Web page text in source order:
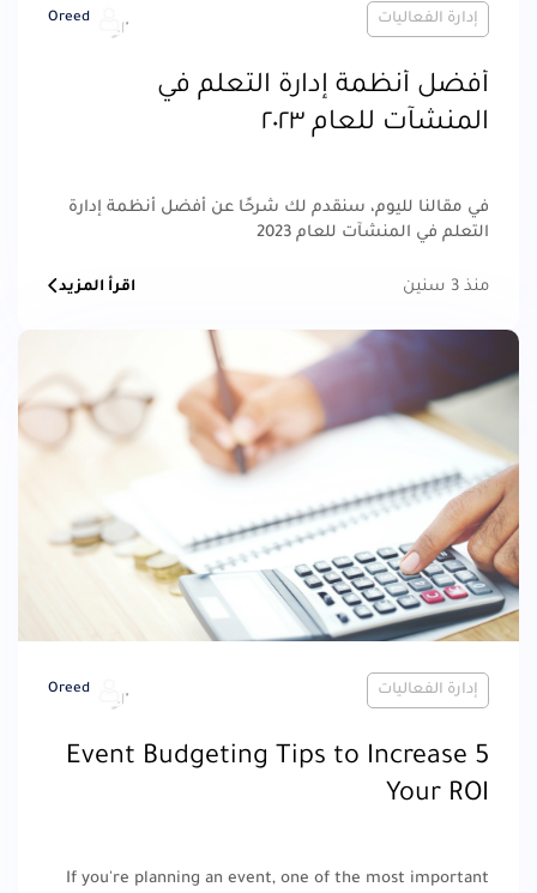
إدارة الفعاليات Oreed
أفضل أنظمة إدارة التعلم في
المنشآت للعام ٢٠٢٣
في مقالنا لليوم، سنقدم لك شرحًا عن أفضل أنظمة إدارة
التعلم في المنشآت للعام 2023
منذ 3 سنين اقرأ المزيد
إدارة الفعاليات Oreed
5 Event Budgeting Tips to Increase
Your ROI
If you're planning an event, one of the most important